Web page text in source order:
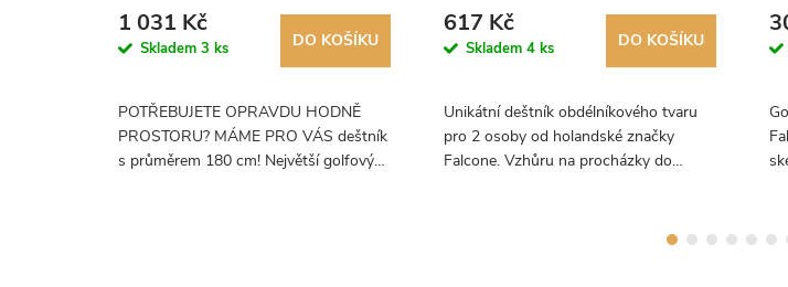
1 031 Kč
Skladem 3 ks DO KOŠÍKU
POTŘEBUJETE OPRAVDU HODNĚ
PROSTORU? MÁME PRO VÁS deštník
s průměrem 180 cm! Největší golfový
617 Kč
Skladem 4 ks DO KOŠÍKU
Unikátní deštník obdélníkového tvaru
pro 2 osoby od holandské značky
Falcone. Vzhůru na procházky do